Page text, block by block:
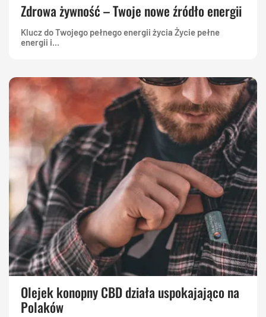
Zdrowa żywność – Twoje nowe źródło energii
Klucz do Twojego pełnego energii życia Życie pełne
energii i...
Olejek konopny CBD działa uspokajająco na
Polaków